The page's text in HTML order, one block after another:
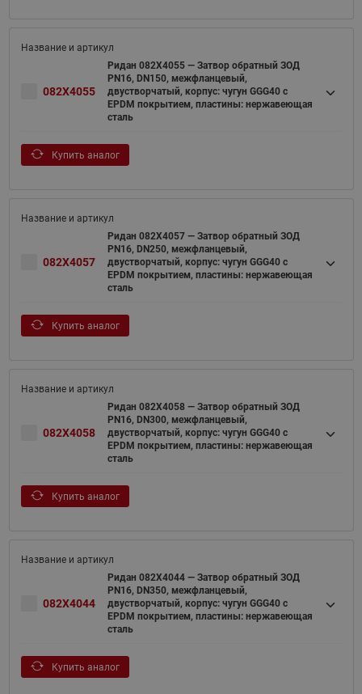
082X4055
Ридан 082X4055 — Затвор обратный ЗОД
PN16, DN150, межфланцевый,
двустворчатый, корпус: чугун GGG40 c
EPDM покрытием, пластины: нержавеющая
сталь
Купить аналог
082X4057
Ридан 082X4057 — Затвор обратный ЗОД
PN16, DN250, межфланцевый,
двустворчатый, корпус: чугун GGG40 c
EPDM покрытием, пластины: нержавеющая
сталь
Купить аналог
082X4058
Ридан 082X4058 — Затвор обратный ЗОД
PN16, DN300, межфланцевый,
двустворчатый, корпус: чугун GGG40 c
EPDM покрытием, пластины: нержавеющая
сталь
Купить аналог
082X4044
Ридан 082X4044 — Затвор обратный ЗОД
PN16, DN350, межфланцевый,
двустворчатый, корпус: чугун GGG40 c
EPDM покрытием, пластины: нержавеющая
сталь
Купить аналог